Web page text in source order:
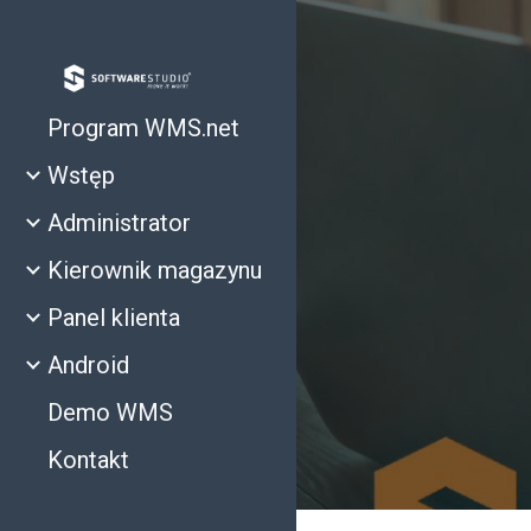
Program WMS.net
Wstęp
Administrator
Kierownik magazynu
Panel klienta
Android
Demo WMS
Kontakt